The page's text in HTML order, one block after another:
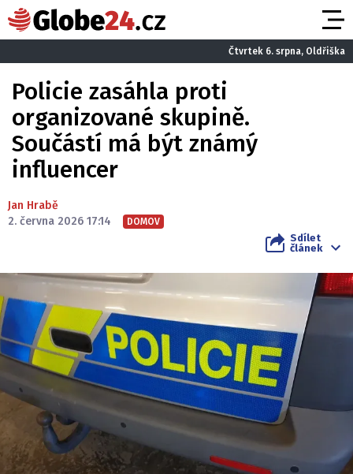
Čtvrtek 6. srpna, Oldřiška
Policie zasáhla proti
organizované skupině.
Součástí má být známý
influencer
Jan Hrabě
2. června 2026 17:14
DOMOV
Sdílet
článek